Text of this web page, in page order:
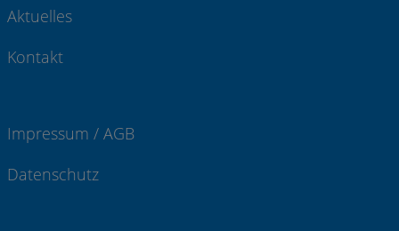
Aktuelles
Kontakt
Impressum / AGB
Datenschutz